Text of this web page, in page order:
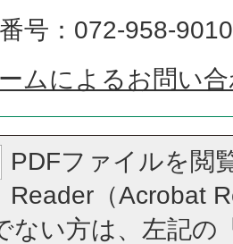
号：072-958-9010
ムによるお問い
PDFファイルを閲
Reader（Acrobat
ない方は、左記の